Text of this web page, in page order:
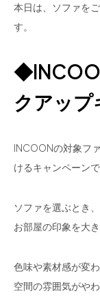
本日は、ソファを
す。
クアップ
INCOONの対象フ
けるキャンペーンで
ソファを選ぶとき
お部屋の印象を大
色味や素材感が変わ
空間の雰囲気がや